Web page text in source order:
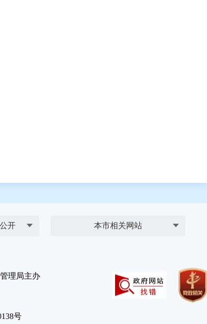
开 本市相关网站
理局主办
号